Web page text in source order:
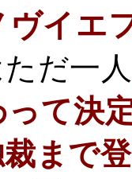
イエ
だ一
て決
まで